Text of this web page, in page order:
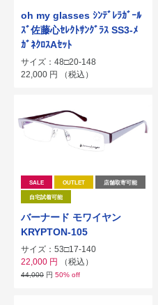
oh my glasses ｼﾝﾃﾞﾚﾗｶﾞｰﾙ
ｽﾞ佐藤心ｾﾚｸﾄｻﾝｸﾞﾗｽ SS3-ﾒ
ｶﾞﾈｸﾛｽAｾｯﾄ
サイズ：48□20-148
22,000 円 （税込）
SALE OUTLET 店舗取寄可能
自宅試着可能
バーナード モワイヤン
KRYPTON-105
サイズ：53□17-140
22,000 円 （税込）
44,000 円 50% off